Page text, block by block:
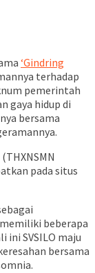
‘Gindring
terhadap
pemerintah
gaya hidup di
bersama
pada situs
beberapa
SVSILO maju
bersama